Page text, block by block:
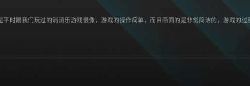
时跟我们玩过的消消乐游戏很像，游戏的操作简单，而且画面的是非常简洁的，游戏的